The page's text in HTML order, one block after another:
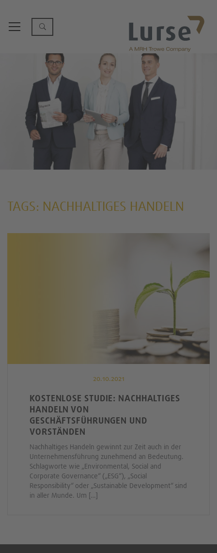
TAGS: NACHHALTIGES HANDELN
20.10.2021
KOSTENLOSE STUDIE: NACHHALTIGES
HANDELN VON
GESCHÄFTSFÜHRUNGEN UND
VORSTÄNDEN
Nachhaltiges Handeln gewinnt zur Zeit auch in der
Unternehmensführung zunehmend an Bedeutung.
Schlagworte wie „Environmental, Social and
Corporate Governance“ („ESG“), „Social
Responsibility“ oder „Sustainable Development“ sind
in aller Munde. Um […]